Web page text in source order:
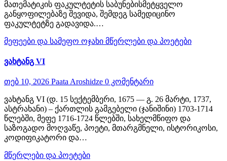
მათემატიკის ფაკულტეტის საბუნებისმეტყველო
განყოფილებაზე შევიდა, შემდეგ სამედიცინო
ფაკულტეტზე გადავიდა.…
მეფეები და სამეფო ოჯახი მწერლები და პოეტები
ვახტანგ VI
თებ 10, 2026 Paata Aroshidze 0 კომენტარი
ვახტანგ VI (დ. 15 სექტემბერი, 1675 ― გ. 26 მარტი, 1737,
ასტრახანი) – ქართლის გამგებელი (ჯანიშინი) 1703-1714
წლებში, მეფე 1716-1724 წლებში, სახელმწიფო და
საზოგადო მოღვაწე, პოეტი, მთარგმნელი, ისტორიკოსი,
კოდიფიკატორი და…
მწერლები და პოეტები